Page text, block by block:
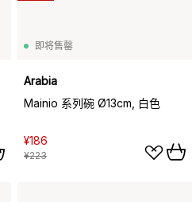
即将售罄
Arabia
Mainio 系列碗 Ø13cm, 白色
¥186
¥223